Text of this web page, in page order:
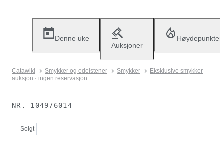
Denne uke
Auksjoner
Høydepunkter
Catawiki Smykker og edelstener Smykker
Eksklusive smykker
auksjon · ingen reservasjon
NR. 104976014
Solgt